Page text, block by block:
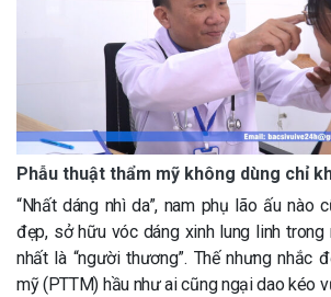
Phẫu thuật thẩm mỹ không dùng chỉ
“Nhất dáng nhì da”, nam phụ lão ấu nào
đẹp, sở hữu vóc dáng xinh lung linh
nhất là “người thương”. Thế nhưng nhắc
mỹ (PTTM) hầu như ai cũng ngại dao kéo